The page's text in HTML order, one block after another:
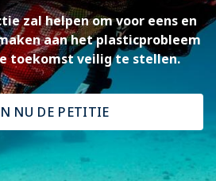
zal helpen om voor eens en
aan het plasticprobleem
toekomst veilig te stellen.
NU DE PETITIE